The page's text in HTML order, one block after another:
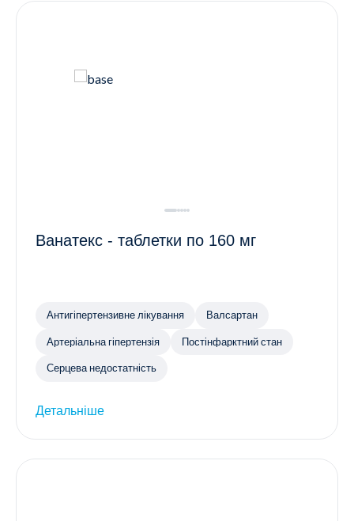
Ванатекс - таблетки по 160 мг
Антигіпертензивне лікування Валсартан
Артеріальна гіпертензія Постінфарктний стан
Серцева недостатність
Детальніше